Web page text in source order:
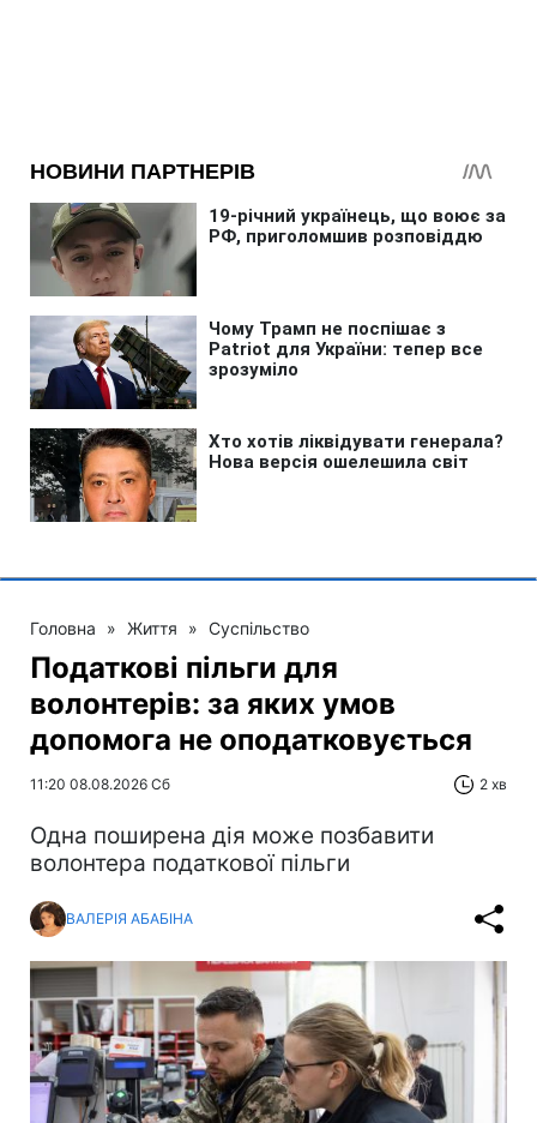
Головна » Життя » Суспільство
Податкові пільги для
волонтерів: за яких умов
допомога не оподатковується
11:20 08.08.2026 Сб 2 хв
Одна поширена дія може позбавити
волонтера податкової пільги
ВАЛЕРІЯ АБАБІНА